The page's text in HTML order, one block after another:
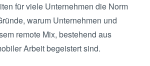
für viele Unternehmen die Norm
warum Unternehmen und
remote Mix, bestehend aus
Arbeit begeistert sind.